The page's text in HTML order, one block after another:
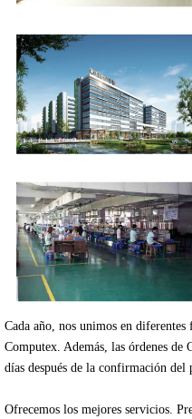
Cada año , nos unimos en diferentes
Computex Además , las órdenes de
días después de la confirmación del
Ofrecemos los mejores servicios.